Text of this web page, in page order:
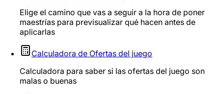
Elige el camino que vas a seguir a la hora de poner
maestrías para previsualizar qué hacen antes de
aplicarlas
Calculadora de Ofertas del juego
Calculadora para saber si las ofertas del juego son
malas o buenas